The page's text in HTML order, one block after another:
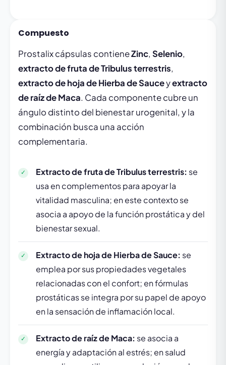
Compuesto
Prostalix cápsulas contieneZinc, Selenio,
extracto de fruta de Tribulus terrestris,
extracto de hoja de Hierba de Sauceyextracto
de raíz de Maca. Cada componente cubre un
ángulo distinto del bienestar urogenital, y la
combinación busca una acción
complementaria.
Extracto de fruta de Tribulus terrestris: se
usa en complementos para apoyar la
vitalidad masculina; en este contexto se
asocia a apoyo de la función prostática y del
bienestar sexual.
Extracto de hoja de Hierba de Sauce: se
emplea por sus propiedades vegetales
relacionadas con el confort; en fórmulas
prostáticas se integra por su papel de apoyo
en la sensación de inflamación local.
Extracto de raíz de Maca: se asocia a
energía y adaptación al estrés; en salud